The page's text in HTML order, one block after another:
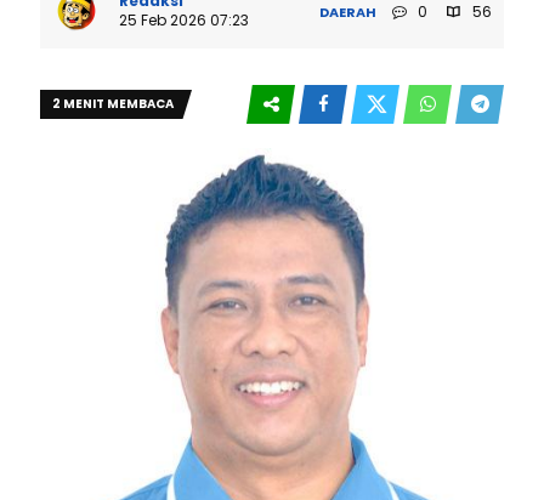
25 Feb 2026 07:23
DAERAH 0 56
2 MENIT MEMBACA